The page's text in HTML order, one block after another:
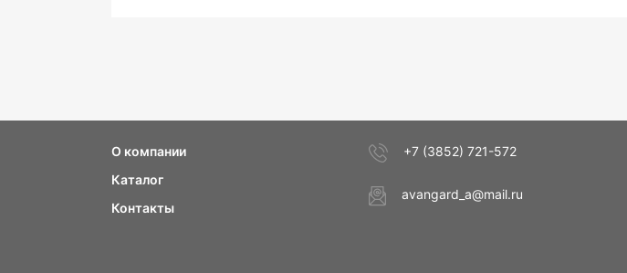
О компании
Каталог
Контакты
+7 (3852) 721-572
avangard_a@mail.ru